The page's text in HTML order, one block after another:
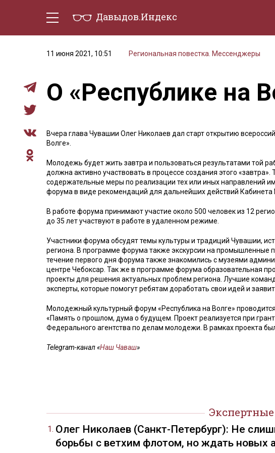
Давыдов.Индекс
11 июня 2021, 10:51
Региональная повестка. Мессенджеры
О «Республике на
Вчера глава Чувашии Олег Николаев дал старт открытию
Волге».
Молодежь будет жить завтра и пользоваться результатами той
должна активно участвовать в процессе создания этого
содержательные меры по реализации тех или иных направлений
форума в виде рекомендаций для дальнейших действий Кабинета
В работе форума принимают участие около 500 человек из 12
до 35 лет участвуют в работе в удаленном режиме.
Участники форума обсудят темы культуры и традиций Чувашии,
региона. В программе форума также экскурсии на промышленные
течение первого дня форума также знакомились с музеями
центре Чебоксар. Так же в программе форума образовательная
проекты для решения актуальных проблем региона. Лучшие
эксперты, которые помогут ребятам доработать свои идей и
Молодежный культурный форум «Республика на Волге»
«Память о прошлом, дума о будущем. Проект реализуется при
Федерального агентства по делам молодежи. В рамках проекта
Telegram-канал «Наш Чаваш»
Олег Николаев (Санкт-Петербург): Не
борьбы с ветхим флотом, но ждать новых